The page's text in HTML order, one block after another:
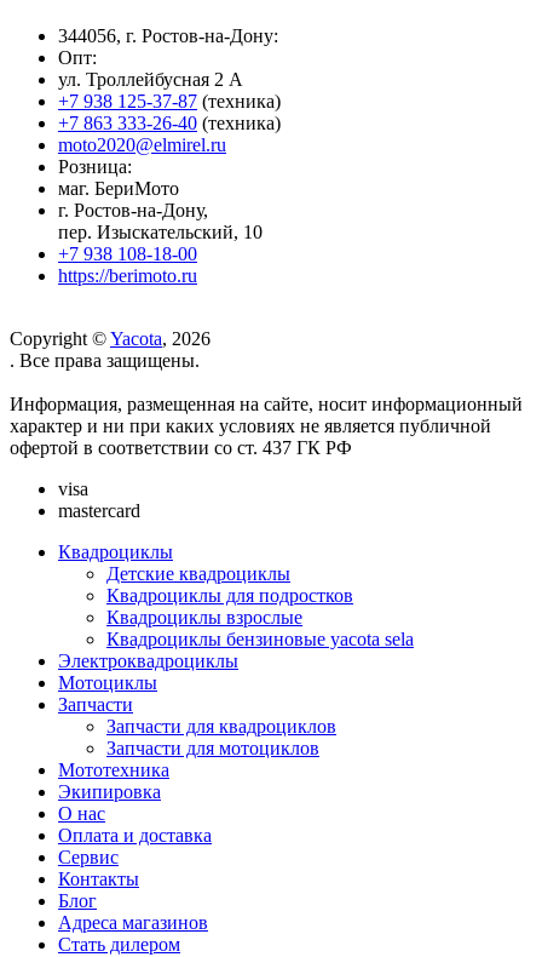
344056, г. Ростов-на-Дону:
Опт:
ул. Троллейбусная 2 А
+7 938 125-37-87 (техника)
+7 863 333-26-40 (техника)
moto2020@elmirel.ru
Розница:
маг. БериМото
г. Ростов-на-Дону,
пер. Изыскательский, 10
+7 938 108-18-00
https://berimoto.ru
Copyright ©Yacota, 2026
. Все права защищены.
Информация, размещенная на сайте, носит информационный
характер и ни при каких условиях не является публичной
офертой в соответствии со ст. 437 ГК РФ
visa
mastercard
Квадроциклы
Детские квадроциклы
Квадроциклы для подростков
Квадроциклы взрослые
Квадроциклы бензиновые yacota sela
Электроквадроциклы
Мотоциклы
Запчасти
Запчасти для квадроциклов
Запчасти для мотоциклов
Мототехника
Экипировка
О нас
Оплата и доставка
Сервис
Контакты
Блог
Адреса магазинов
Стать дилером